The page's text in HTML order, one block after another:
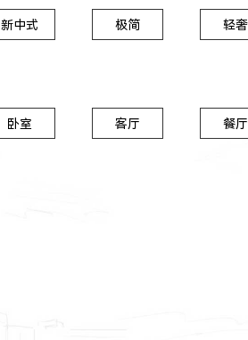
新中式 极简 轻奢
卧室 客厅 餐厅